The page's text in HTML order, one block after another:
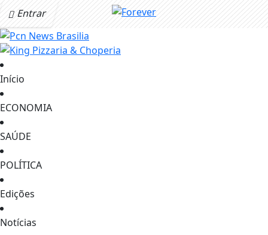
Entrar
Início
ECONOMIA
SAÚDE
POLÍTICA
Edições
Notícias